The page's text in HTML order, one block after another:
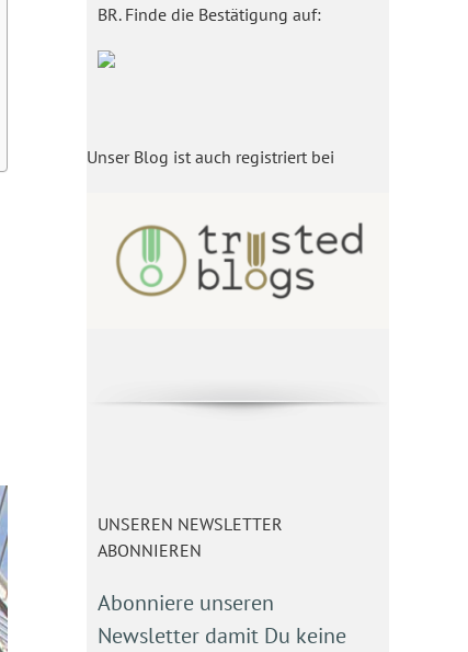
BR. Finde die Bestätigung auf:
Unser Blog ist auch registriert bei
UNSEREN NEWSLETTER
ABONNIEREN
Abonniere unseren
Newsletter damit Du keine